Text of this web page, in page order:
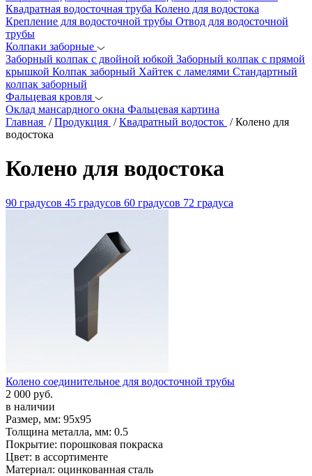
Квадратная водосточная труба Колено для водостока
Крепление для водосточной трубы Отвод для водосточной
трубы
Колпаки заборные
Заборный колпак с двойной юбкой Заборный колпак с прямой
крышкой Колпак заборный Хайтек с ламелями Стандартный
колпак заборный
Фальцевая кровля
Оклад мансардного окна Фальцевая картина
Главная /Продукция /Квадратный водосток /Колено для
водостока
Колено для водостока
90 градусов 45 градусов 60 градусов 72 градуса
Колено соединительное для водосточной трубы
2 000 руб.
в наличии
Размер, мм: 95х95
Толщина металла, мм: 0.5
Покрытие: порошковая покраска
Цвет: в ассортименте
Материал: оцинкованная сталь